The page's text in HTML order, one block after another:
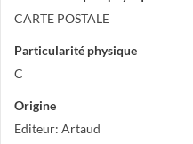
CARTE POSTALE
Particularité physique
C
Origine
Editeur: Artaud